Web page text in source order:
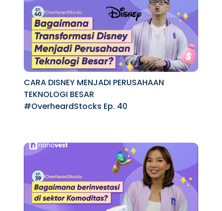
CARA DISNEY MENJADI PERUSAHAAN
TEKNOLOGI BESAR
#OverheardStocks Ep. 40